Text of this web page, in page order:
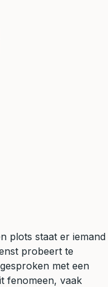
plots staat er iemand
probeert te
met een
fenomeen, vaak